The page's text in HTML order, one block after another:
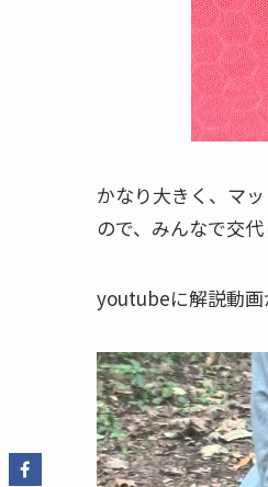
かなり大きく、マ
ので、みんなで交
youtubeに解説動画